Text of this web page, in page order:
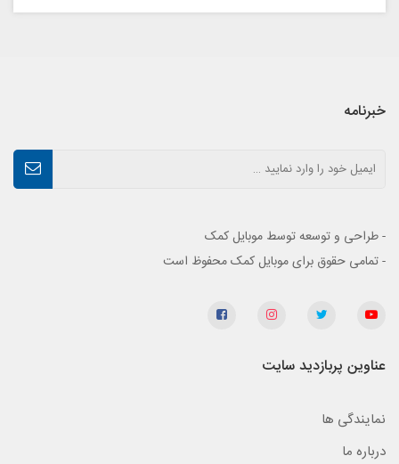
خبرنامه
- طراحی و توسعه توسط موبایل کمک
- تمامی حقوق برای موبایل کمک محفوظ است
عناوین پربازدید سایت
نمایندگی ها
درباره ما